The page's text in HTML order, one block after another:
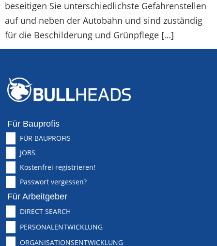
beseitigen Sie unterschiedlichste Gefahrenstellen
auf und neben der Autobahn und sind zuständig
für die Beschilderung und Grünpflege […]
Für Bauprofis
FÜR BAUPROFIS
JOBS
Kostenfrei registrieren!
Passwort vergessen?
Für Arbeitgeber
DIRECT SEARCH
PERSONALENTWICKLUNG
ORGANISATIONSENTWICKLUNG